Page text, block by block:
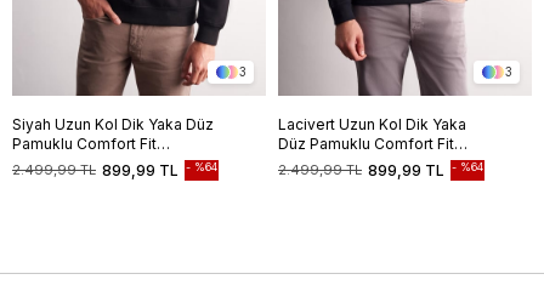
3
Siyah Uzun Kol Dik Yaka Düz
Pamuklu Comfort Fit
Sweatshirt 1013255151
899,99 TL
2.499,99 TL %64
3
Lacivert Uzun Kol Dik Yaka
Düz Pamuklu Comfort Fit
Sweatshirt 1013255151
899,99 TL
2.499,99 TL %64